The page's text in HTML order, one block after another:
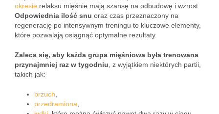
okresie relaksu mięśnie mają szansę na odbudowę i wzrost.
Odpowiednia ilość snu oraz czas przeznaczony na
regenerację po intensywnym treningu to kluczowe elementy,
które pozwalają osiągnąć optymalne rezultaty.
Zaleca się, aby każda grupa mięśniowa była trenowana
przynajmniej raz w tygodniu , z wyjątkiem niektórych partii,
takich jak:
brzuch
przedramiona